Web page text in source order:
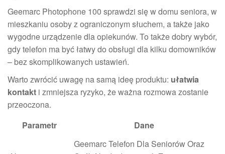
Geemarc Photophone 100 sprawdzi się w domu seniora, w
mieszkaniu osoby z ograniczonym słuchem, a także jako
wygodne urządzenie dla opiekunów. To także dobry wybór,
gdy telefon ma być łatwy do obsługi dla kilku domowników
– bez skomplikowanych ustawień.
Warto zwrócić uwagę na samą ideę produktu: ułatwia
kontakt i zmniejsza ryzyko, że ważna rozmowa zostanie
przeoczona.
Parametr
Dane
Geemarc Telefon Dla Seniorów Oraz